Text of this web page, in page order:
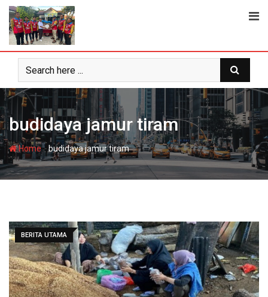
Skip
content
budidaya jamur tiram
Home-budidaya jamur tiram
BERITA UTAMA